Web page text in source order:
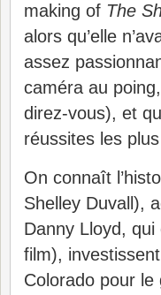
making of The
alors qu’elle
assez
caméra au
direz-vous), et
réussites les
On connaît
Shelley Duvall),
Danny Lloyd,
film),
Colorado pour le